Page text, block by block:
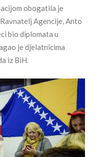
obogatila je
Agencije, Anto
bio diplomata u
je djelatnicima
iz BiH.